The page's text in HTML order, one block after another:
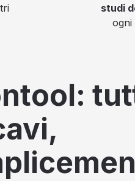
studi
ogni